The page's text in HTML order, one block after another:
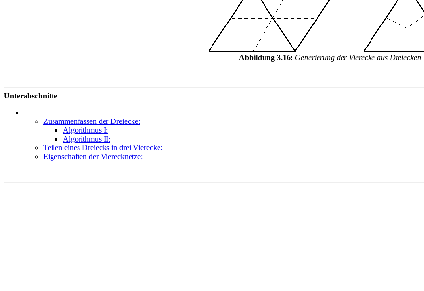
Abbildung 3.16: Generierung der Vierecke aus Dreiecken
Unterabschnitte
Zusammenfassen der Dreiecke:
Algorithmus I:
Algorithmus II:
Teilen eines Dreiecks in drei Vierecke:
Eigenschaften der Vierecknetze: